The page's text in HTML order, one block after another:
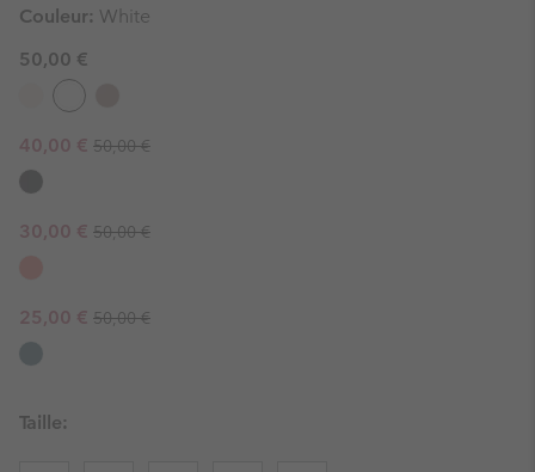
Couleur: White
50,00 €
Sale price:
40,00 € Regular price:
50,00 €
Sale price:
30,00 € Regular price:
50,00 €
Sale price:
25,00 € Regular price:
50,00 €
Taille: